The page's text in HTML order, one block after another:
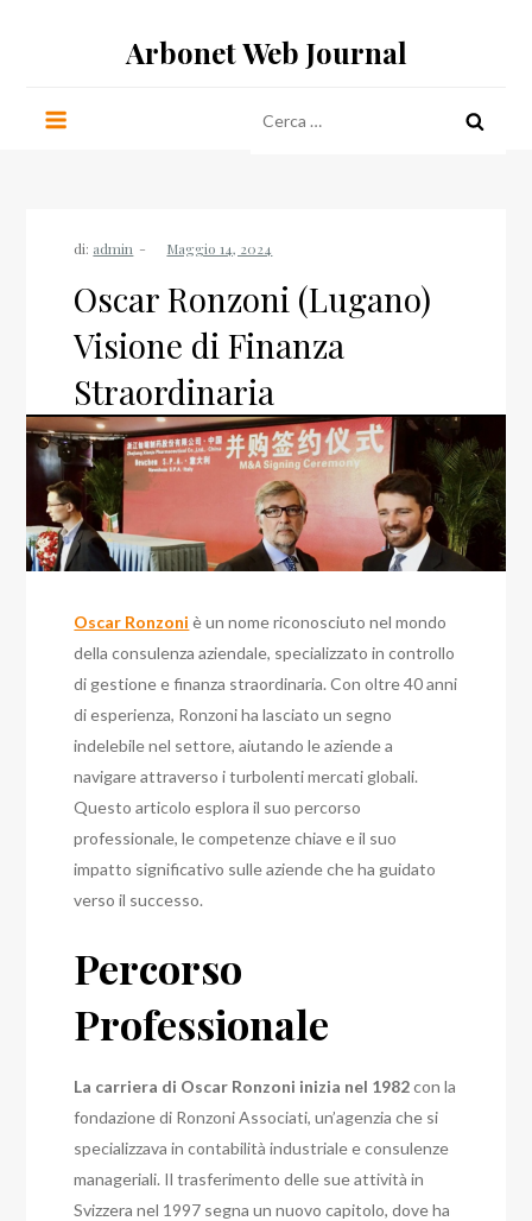
Arbonet Web Journal
per:
di: admin
Oscar Ronzoni (Lugano)
Visione di Finanza
Straordinaria
Oscar Ronzoni è un nome riconosciuto nel mondo
della consulenza aziendale, specializzato in controllo
di gestione e finanza straordinaria. Con oltre 40 anni
di esperienza, Ronzoni ha lasciato un segno
indelebile nel settore, aiutando le aziende a
navigare attraverso i turbolenti mercati globali.
Questo articolo esplora il suo percorso
professionale, le competenze chiave e il suo
impatto significativo sulle aziende che ha guidato
verso il successo.
Percorso
Professionale
La carriera di Oscar Ronzoni inizia nel 1982con la
fondazione di Ronzoni Associati, un’agenzia che si
specializzava in contabilità industriale e consulenze
manageriali. Il trasferimento delle sue attività in
Svizzera nel 1997 segna un nuovo capitolo, dove ha